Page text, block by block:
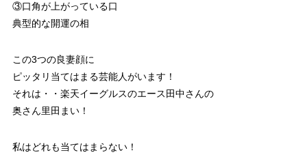
③口角が上がっている口
典型的な開運の相
この3つの良妻顔に
ピッタリ当てはまる芸能人がいます！
それは・・楽天イーグルスのエース田中さんの
奥さん里田まい！
私はどれも当てはまらない！